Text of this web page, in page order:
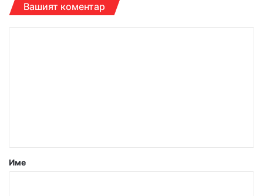
Вашият коментар
р
Име